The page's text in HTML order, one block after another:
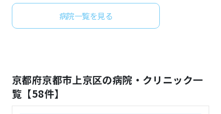
病院一覧を見る
京都府京都市上京区の病院・クリニック一
覧【58件】